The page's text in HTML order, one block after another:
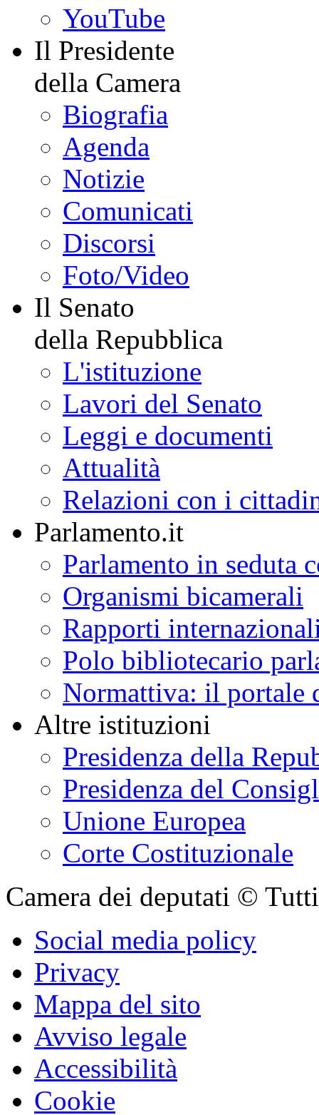
YouTube
Il Presidente
della Camera
Biografia
Agenda
Notizie
Comunicati
Discorsi
Foto/Video
Il Senato
della Repubblica
L'istituzione
Lavori del Senato
Leggi e documenti
Attualità
Relazioni con i
Parlamento.it
Parlamento in seduta
Organismi bicamerali
Rapporti
Polo bibliotecario
Normattiva: il portale
Altre istituzioni
Presidenza della
Presidenza del
Unione Europea
Corte Costituzionale
Camera dei deputati ©
Social media policy
Privacy
Mappa del sito
Avviso legale
Accessibilità
Cookie